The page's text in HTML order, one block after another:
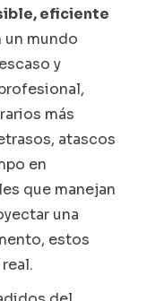
eficiente
un mundo
y
más
atascos
en
que manejan
una
estos